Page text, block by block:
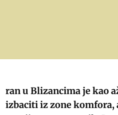
ran u Blizancima je kao
izbaciti iz zone komfora,